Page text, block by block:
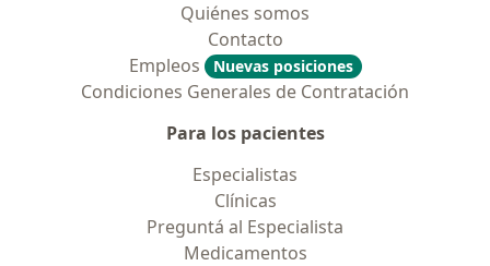
Quiénes somos
Contacto
Empleos
Nuevas posiciones
Condiciones Generales de Contratación
Para los pacientes
Especialistas
Clínicas
Preguntá al Especialista
Medicamentos